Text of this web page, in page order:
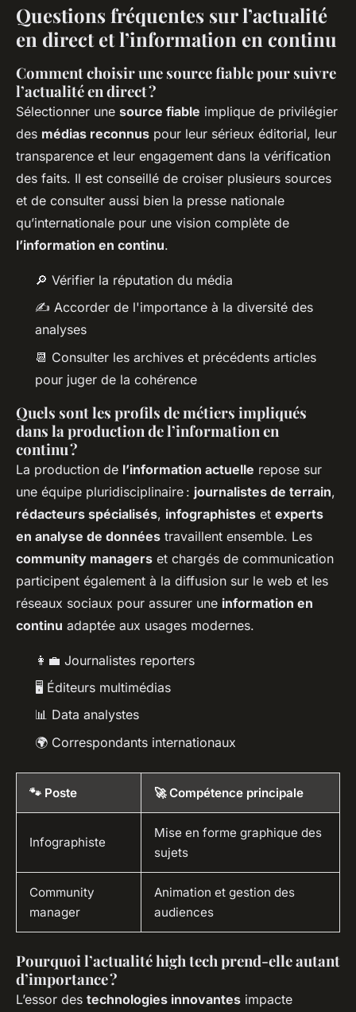
Questions fréquentes sur l’actualité
en direct et l’information en continu
Comment choisir une source fiable pour suivre
l’actualité en direct ?
Sélectionner une source fiable implique de privilégier
des médias reconnus pour leur sérieux éditorial, leur
transparence et leur engagement dans la vérification
des faits. Il est conseillé de croiser plusieurs sources
et de consulter aussi bien la presse nationale
qu’internationale pour une vision complète de
l’information en continu.
🔎 Vérifier la réputation du média
✍️ Accorder de l'importance à la diversité des
analyses
📆 Consulter les archives et précédents articles
pour juger de la cohérence
Quels sont les profils de métiers impliqués
dans la production de l’information en
continu ?
La production de l’information actuelle repose sur
une équipe pluridisciplinaire : journalistes de terrain,
rédacteurs spécialisés, infographistes et experts
en analyse de données travaillent ensemble. Les
community managers et chargés de communication
participent également à la diffusion sur le web et les
réseaux sociaux pour assurer une information en
continu adaptée aux usages modernes.
👩‍💼 Journalistes reporters
🖥️ Éditeurs multimédias
📊 Data analystes
🌍 Correspondants internationaux
🐾 Poste 🚀 Compétence principale
Infographiste
Mise en forme graphique des
sujets
Community
manager
Animation et gestion des
audiences
Pourquoi l’actualité high tech prend-elle autant
d’importance ?
L’essor des technologies innovantes impacte